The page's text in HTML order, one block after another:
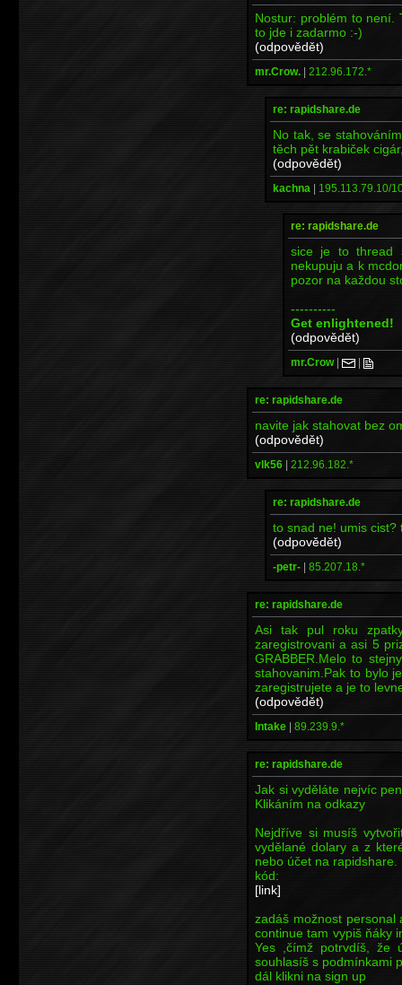
Nostur: problém to není.
to jde i zadarmo :-)
(odpovědět)
mr.Crow. | 212.96.172.*
re: rapidshare.de
No tak, se
těch pět krabiček
(odpovědět)
kachna | 195.113.79.10/
re: rapidshare.de
sice je to thread
nekupuju a k
pozor na každou
----------
Get enlightened!
(odpovědět)
mr.Crow| |
re: rapidshare.de
navite jak stahovat bez
(odpovědět)
vlk56 | 212.96.182.*
re: rapidshare.de
to snad ne! umis cist?
(odpovědět)
-petr- | 85.207.18.*
re: rapidshare.de
Asi tak pul roku
zaregistrovani a asi 5
GRABBER.Melo to
stahovanim.Pak to bylo
zaregistrujete a je to
(odpovědět)
Intake | 89.239.9.*
re: rapidshare.de
Jak si vyděláte nejvíc
Klikáním na odkazy
Nejdříve si musíš
vydělané dolary a z
nebo účet na rapidshare.
kód:
[link]
zadáš možnost personal
continue tam vypiš ňáky
Yes ,čímž potrvdíš, že
souhlasíš s podmínkami
dál klikni na sign up